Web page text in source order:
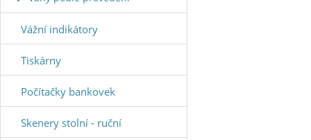
Vážní indikátory
Tiskárny
Počítačky bankovek
Skenery stolní - ruční